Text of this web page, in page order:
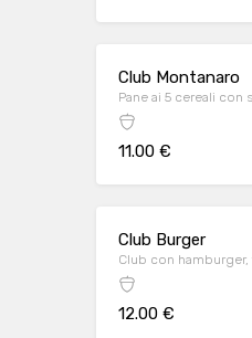
Club Montanaro
Pane ai 5 cereali
11.00 €
Club Burger
Club con
12.00 €